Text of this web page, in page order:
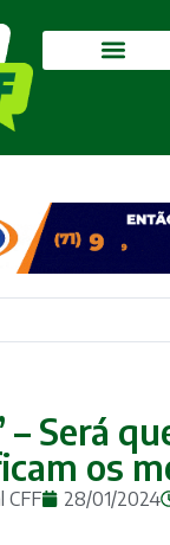
– Será
os
CFF 28/01/2024